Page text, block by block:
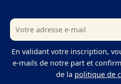
En validant votre inscription,
e-mails de notre part et
de la politique de